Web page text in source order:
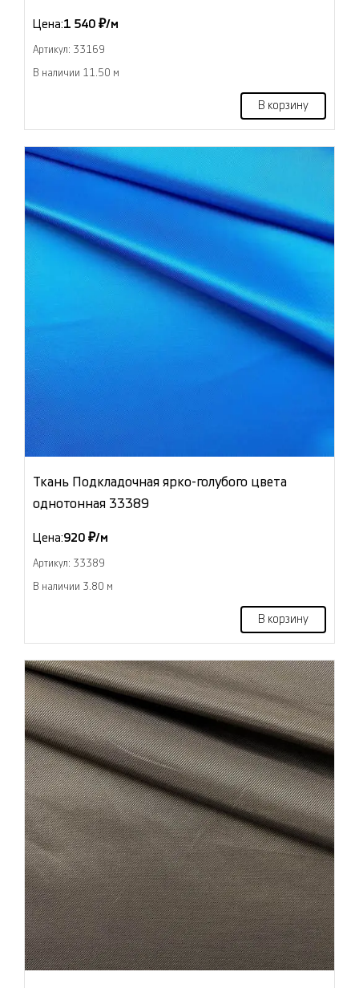
Цена:1 540 ₽/м
Артикул: 33169
В наличии 11.50 м
В корзину
Ткань Подкладочная ярко-голубого цвета
однотонная 33389
Цена:920 ₽/м
Артикул: 33389
В наличии 3.80 м
В корзину